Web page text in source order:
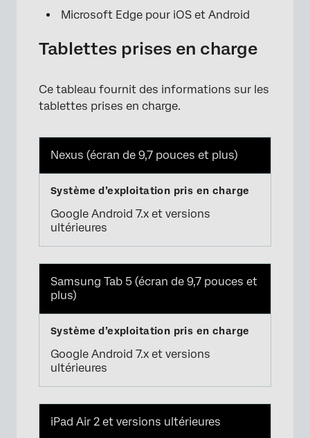
Microsoft Edge pour iOS et Android
Tablettes prises en charge
Ce tableau fournit des informations sur les
tablettes prises en charge.
Nexus (écran de 9,7 pouces et plus)
Google Android 7.x et versions
ultérieures
Samsung Tab 5 (écran de 9,7 pouces et
plus)
Google Android 7.x et versions
ultérieures
iPad Air 2 et versions ultérieures